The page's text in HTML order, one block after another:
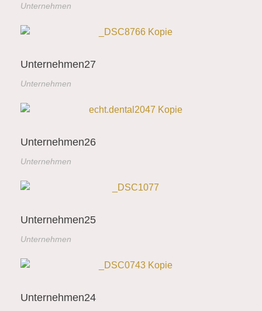
Unternehmen
Unternehmen27
Unternehmen
Unternehmen26
Unternehmen
Unternehmen25
Unternehmen
Unternehmen24